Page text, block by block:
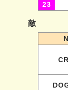
23
敵